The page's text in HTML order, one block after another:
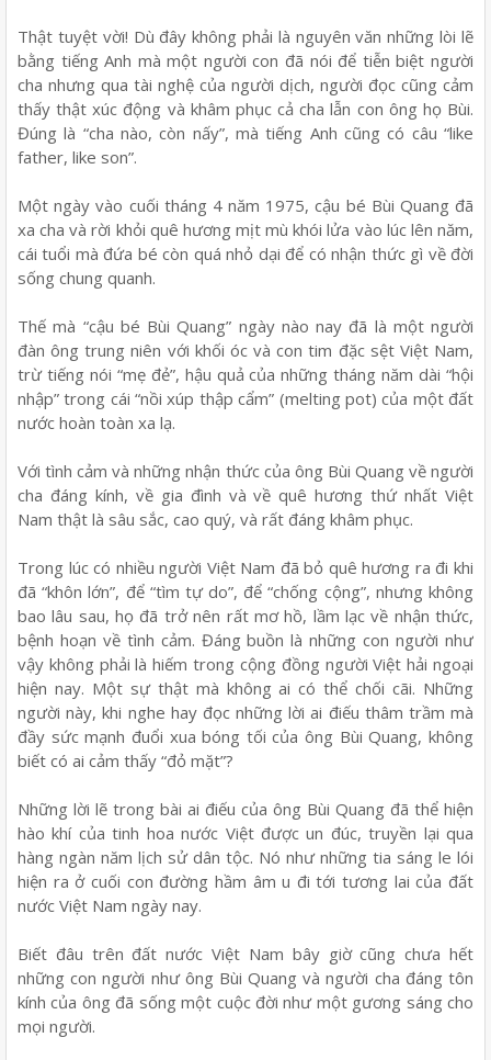
Thật tuyệt vời! Dù đây không phải là nguyên văn những lòi lẽ
bằng tiếng Anh mà một người con đã nói để tiễn biệt người
cha nhưng qua tài nghệ của người dịch, người đọc cũng cảm
thấy thật xúc động và khâm phục cả cha lẫn con ông họ Bùi.
Đúng là “cha nào, còn nấy”, mà tiếng Anh cũng có câu “like
father, like son”.
Một ngày vào cuối tháng 4 năm 1975, cậu bé Bùi Quang đã
xa cha và rời khỏi quê hương mịt mù khói lửa vào lúc lên năm,
cái tuổi mà đứa bé còn quá nhỏ dại để có nhận thức gì về đời
sống chung quanh.
Thế mà “cậu bé Bùi Quang” ngày nào nay đã là một người
đàn ông trung niên với khối óc và con tim đặc sệt Việt Nam,
trừ tiếng nói “mẹ đẻ”, hậu quả của những tháng năm dài “hội
nhập” trong cái “nồi xúp thập cẩm” (melting pot) của một đất
nước hoàn toàn xa lạ.
Với tình cảm và những nhận thức của ông Bùi Quang về người
cha đáng kính, về gia đình và về quê hương thứ nhất Việt
Nam thật là sâu sắc, cao qu‎ý, và rất đáng khâm phục.
Trong lúc có nhiều người Việt Nam đã bỏ quê hương ra đi khi
đã “khôn lớn”, để “tìm tự do”, để “chống cộng”, nhưng không
bao lâu sau, họ đã trở nên rất mơ hồ, lầm lạc về nhận thức,
bệnh hoạn về tình cảm. Đáng buồn là những con người như
vậy không phải là hiếm trong cộng đồng người Việt hải ngoại
hiện nay. Một sự thật mà không ai có thể chối cãi. Những
người này, khi nghe hay đọc những lời ai điếu thâm trầm mà
đầy sức mạnh đuổi xua bóng tối của ông Bùi Quang, không
biết có ai cảm thấy “đỏ mặt”?
Những lời lẽ trong bài ai điếu của ông Bùi Quang đã thể hiện
hào khí của tinh hoa nước Việt được un đúc, truyền lại qua
hàng ngàn năm lịch sử dân tộc. Nó như những tia sáng le lói
hiện ra ở cuối con đường hầm âm u đi tới tương lai của đất
nước Việt Nam ngày nay.
Biết đâu trên đất nước Việt Nam bây giờ cũng chưa hết
những con người như ông Bùi Quang và người cha đáng tôn
kính của ông đã sống một cuộc đời như một gương sáng cho
mọi người.